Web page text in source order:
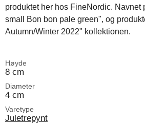
produktet her hos FineNordic. Navnet
small Bon bon pale green", og
Autumn/Winter 2022" kollektionen.
Høyde
8 cm
Diameter
4 cm
Varetype
Juletrepynt